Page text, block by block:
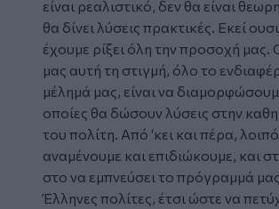
είναι ρεαλιστικό, δεν θα είναι
θα δίνει λύσεις πρακτικές. Εκεί
έχουμε ρίξει όλη την προσοχή μας.
μας αυτή τη στιγμή, όλο το
μέλημά μας, είναι να
οποίες θα δώσουν λύσεις στην
του πολίτη. Από ‘κει και πέρα,
αναμένουμε και επιδιώκουμε, και
στο να εμπνεύσει το πρόγραμμά
Έλληνες πολίτες, έτσι ώστε να